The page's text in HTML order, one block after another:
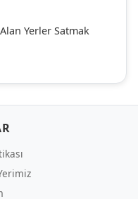
Yerler Satmak